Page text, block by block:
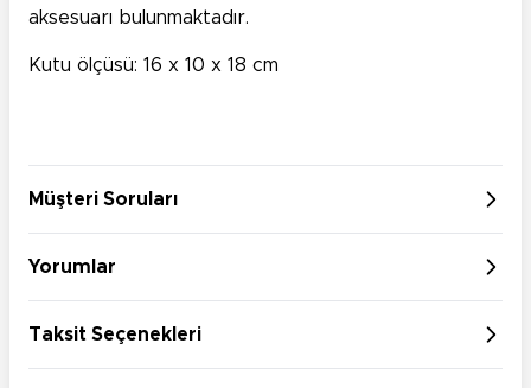
aksesuarı bulunmaktadır.
Kutu ölçüsü: 16 x 10 x 18 cm
Müşteri Soruları
Yorumlar
Taksit Seçenekleri